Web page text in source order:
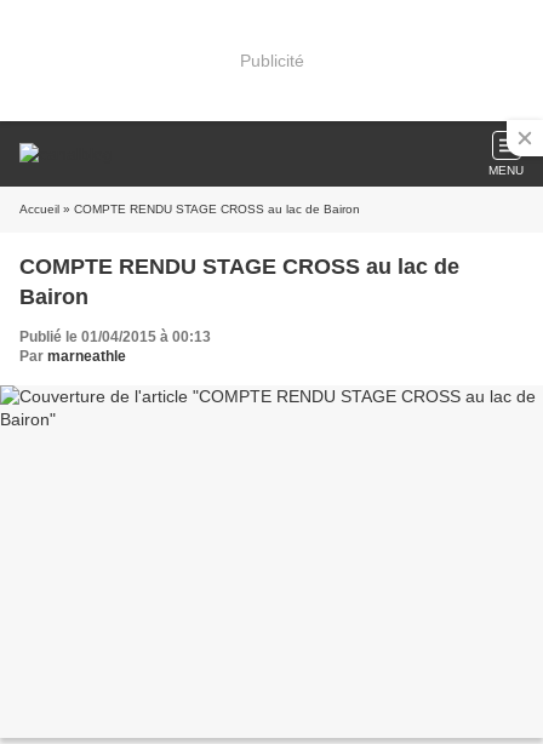
Publicité
MENU
Accueil » COMPTE RENDU STAGE CROSS au lac de Bairon
COMPTE RENDU STAGE CROSS au lac de
Bairon
Publié le 01/04/2015 à 00:13
Par marneathle